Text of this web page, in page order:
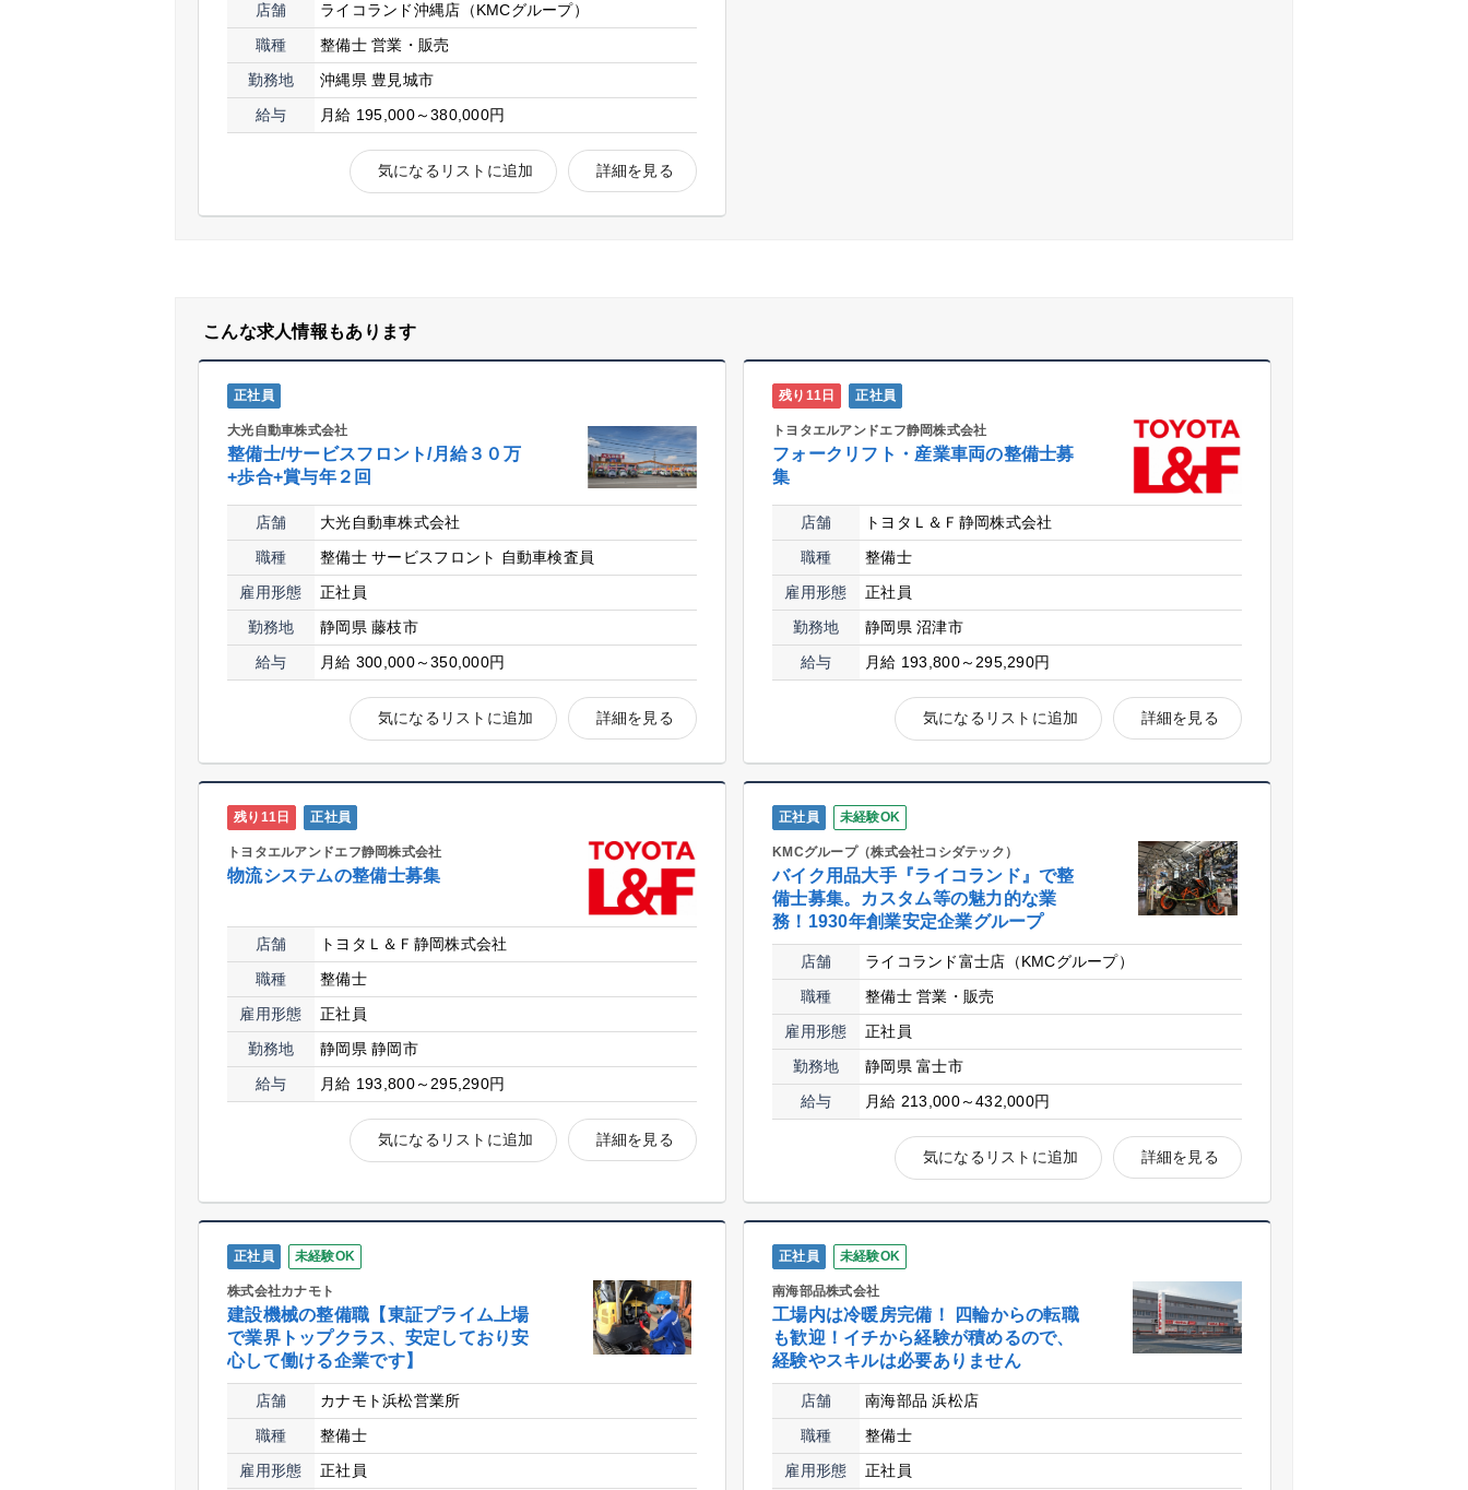
店舗
ライコランド沖縄店（KMCグループ）
職種
整備士 営業・販売
勤務地
沖縄県 豊見城市
給与
月給 195,000～380,000円
詳細を見る
気になるリストに追加
こんな求人情報もあります
正社員
大光自動車株式会社
整備士/サービスフロント/月給３０万
+歩合+賞与年２回
店舗
大光自動車株式会社
職種
整備士 サービスフロント
自動車検査員
雇用形態
正社員
勤務地
静岡県 藤枝市
給与
月給 300,000～350,000円
詳細を見る
気になるリストに追加
残り11日 正社員
トヨタエルアンドエフ静岡株式会社
フォークリフト・産業車両の整備士募
集
店舗
トヨタＬ＆Ｆ静岡株式会社
職種
整備士
雇用形態
正社員
勤務地
静岡県 沼津市
給与
月給 193,800～295,290円
詳細を見る
気になるリストに追加
残り11日 正社員
トヨタエルアンドエフ静岡株式会社
物流システムの整備士募集
店舗
トヨタＬ＆Ｆ静岡株式会社
職種
整備士
雇用形態
正社員
勤務地
静岡県 静岡市
給与
月給 193,800～295,290円
詳細を見る
気になるリストに追加
正社員 未経験OK
KMCグループ（株式会社コシダテック）
バイク用品大手『ライコランド』で整
備士募集。カスタム等の魅力的な業
務！1930年創業安定企業グループ
店舗
ライコランド富士店（KMCグループ）
職種
整備士 営業・販売
雇用形態
正社員
勤務地
静岡県 富士市
給与
月給 213,000～432,000円
詳細を見る
気になるリストに追加
正社員 未経験OK
株式会社カナモト
建設機械の整備職【東証プライム上場
で業界トップクラス、安定しており安
心して働ける企業です】
店舗
カナモト浜松営業所
職種
整備士
雇用形態
正社員
正社員 未経験OK
南海部品株式会社
工場内は冷暖房完備！ 四輪からの転職
も歓迎！イチから経験が積めるので、
経験やスキルは必要ありません
店舗
南海部品 浜松店
職種
整備士
雇用形態
正社員